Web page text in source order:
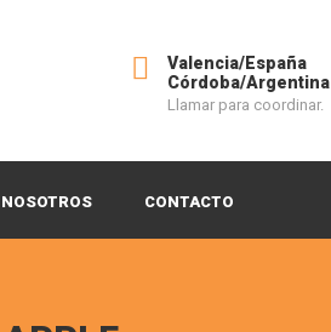
Valencia/España
Córdoba/Argentina
Llamar para coordinar.
NOSOTROS CONTACTO